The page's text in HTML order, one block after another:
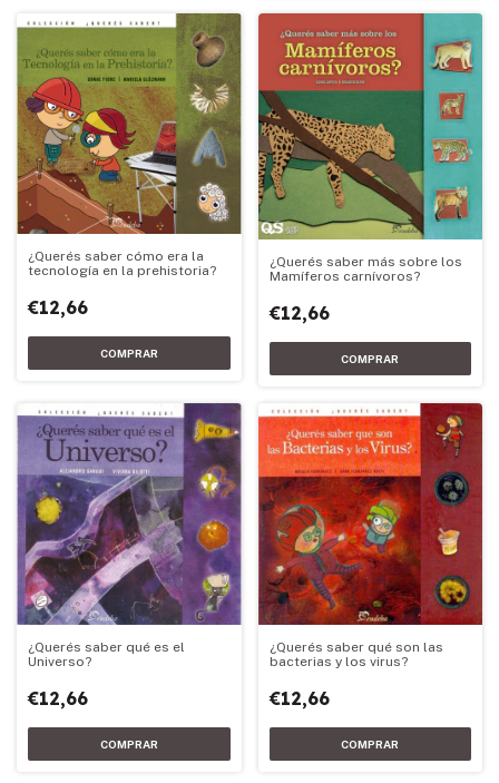
¿Querés saber cómo era la
tecnología en la prehistoria?
€12,66
¿Querés saber más sobre los
Mamíferos carnívoros?
€12,66
¿Querés saber qué es el
Universo?
€12,66
¿Querés saber qué son las
bacterias y los virus?
€12,66